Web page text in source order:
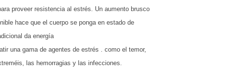
proveer resistencia al estrés. Un au­mento brusco
hace que el cuerpo se ponga en estado de
da energía
una gama de agentes de estrés . como el temor,
las hemorragias y las infecciones.